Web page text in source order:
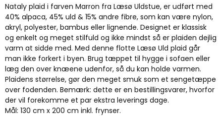
Nataly plaid i farven Marron fra Læsø Uldstue, er udført med
40% alpaca, 45% uld & 15% andre fibre, som kan være nylon,
akryl, polyester, bambus eller lignende. Designet er klassisk
og enkelt og meget stilfuld og ikke mindst så er plaiden dejlig
varm at sidde med. Med denne flotte Læsø Uld plaid går
man ikke forkert i byen. Brug tæppet til hygge i sofaen eller
læg den over knæene udenfor, så du kan holde varmen.
Plaidens størrelse, gør den meget smuk som et sengetæppe
over fodenden. Bemærk: dette er en bestillingsvarer, hvorfor
der vil forekomme et par ekstra leverings dage.
Mål: 130 cm x 200 cm inkl. frynser.